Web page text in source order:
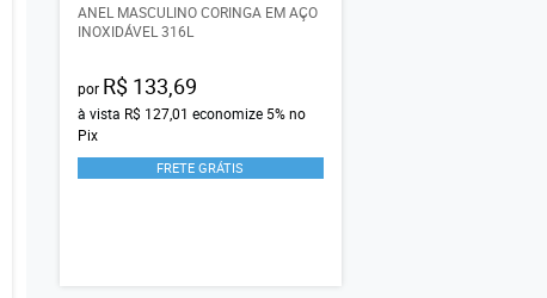
ANEL MASCULINO CORINGA EM AÇO
INOXIDÁVEL 316L
por R$ 133,69
à vista R$ 127,01 economize 5% no
Pix
FRETE GRÁTIS